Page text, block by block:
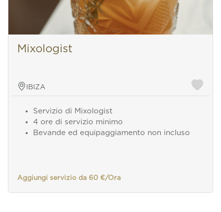
Mixologist
IBIZA
Servizio di Mixologist
4 ore di servizio minimo
Bevande ed equipaggiamento non incluso
Aggiungi servizio da 60 €/Ora